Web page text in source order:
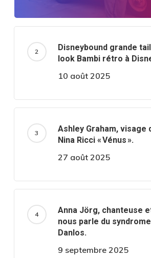
Disneybound grande
look Bambi rétro à
10 août 2025
Ashley Graham, visage
Nina Ricci « Vénus ».
27 août 2025
Anna Jörg, chanteuse
nous parle du syndrome
Danlos.
9 septembre 2025